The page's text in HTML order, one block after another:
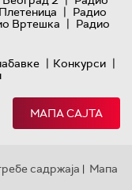
| Радио
Вртешка | Радио
| Конкурси |
МАПА САЈТА
садржаја | Мапа